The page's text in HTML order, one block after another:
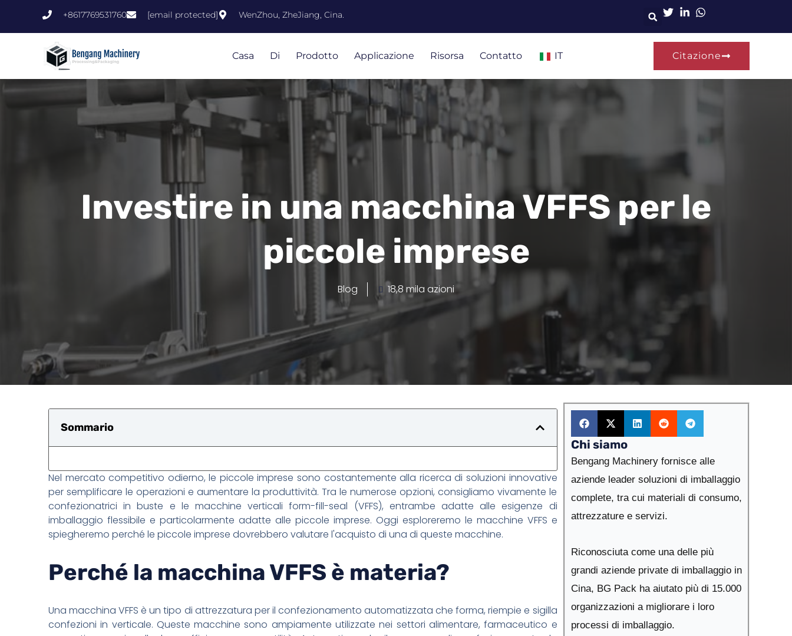
+8617769531760 [email protected] WenZhou, ZheJiang, Cina.
Casa Di Prodotto Applicazione Risorsa Contatto IT Citazione
Investire in una macchina VFFS per le
piccole imprese
Blog 18,8 mila azioni
Sommario
Nel mercato competitivo odierno, le piccole imprese sono costantemente alla ricerca di soluzioni innovative
per semplificare le operazioni e aumentare la produttività. Tra le numerose opzioni, consigliamo vivamente le
confezionatrici in buste e le macchine verticali form-fill-seal (VFFS), entrambe adatte alle esigenze di
imballaggio flessibile e particolarmente adatte alle piccole imprese. Oggi esploreremo le macchine VFFS e
spiegheremo perché le piccole imprese dovrebbero valutare l'acquisto di una di queste macchine.
Perché la macchina VFFS è materia?
Una macchina VFFS è un tipo di attrezzatura per il confezionamento automatizzata che forma, riempie e sigilla
confezioni in verticale. Queste macchine sono ampiamente utilizzate nei settori alimentare, farmaceutico e
Chi siamo
Bengang Machinery fornisce alle
aziende leader soluzioni di imballaggio
complete, tra cui materiali di consumo,
attrezzature e servizi.
Riconosciuta come una delle più
grandi aziende private di imballaggio in
Cina, BG Pack ha aiutato più di 15.000
organizzazioni a migliorare i loro
processi di imballaggio.